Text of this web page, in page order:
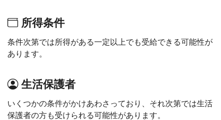
所得条件
条件次第では所得がある一定以上でも受給できる可能性が
あります。
生活保護者
いくつかの条件がかけあわさっており、それ次第では生活
保護者の方も受けられる可能性があります。